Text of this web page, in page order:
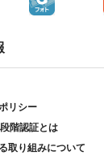
リシー
階認証とは
取り組みについて